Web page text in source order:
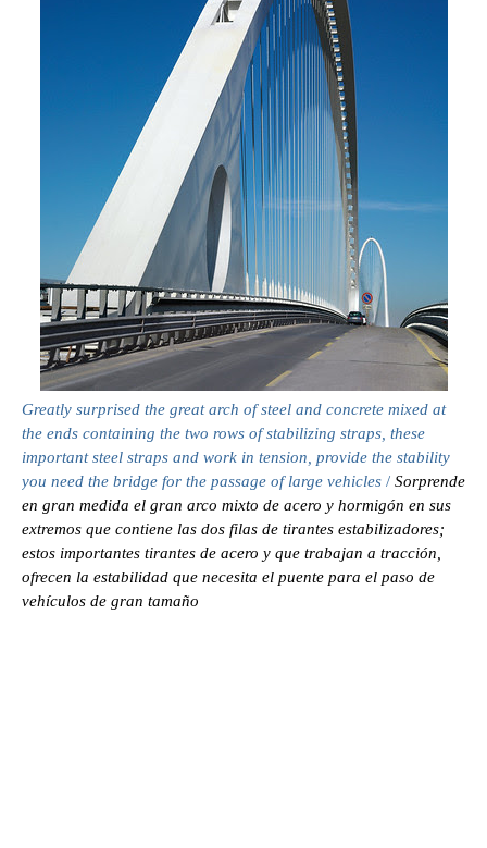
Greatly surprised the great arch of steel and concrete mixed at
the ends containing the two rows of stabilizing straps, these
important steel straps and work in tension, provide the stability
you need the bridge for the passage of large vehicles / Sorprende
en gran medida el gran arco mixto de acero y hormigón en sus
extremos que contiene las dos filas de tirantes estabilizadores;
estos importantes tirantes de acero y que trabajan a tracción,
ofrecen la estabilidad que necesita el puente para el paso de
vehículos de gran tamaño